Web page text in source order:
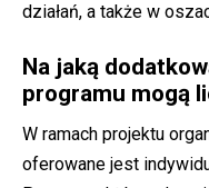
działań, a także w
Na jaką
programu mogą
W ramach projektu
oferowane jest